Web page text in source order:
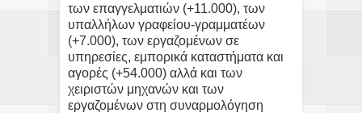
των επαγγελματιών (+11.000), των
υπαλλήλων γραφείου-γραμματέων
(+7.000), των εργαζομένων σε
υπηρεσίες, εμπορικά καταστήματα και
αγορές (+54.000) αλλά και των
χειριστών μηχανών και των
εργαζομένων στη συναρμολόγηση